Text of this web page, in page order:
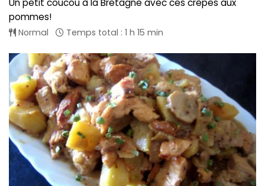
pommes!
Normal Temps total : 1 h 15 min